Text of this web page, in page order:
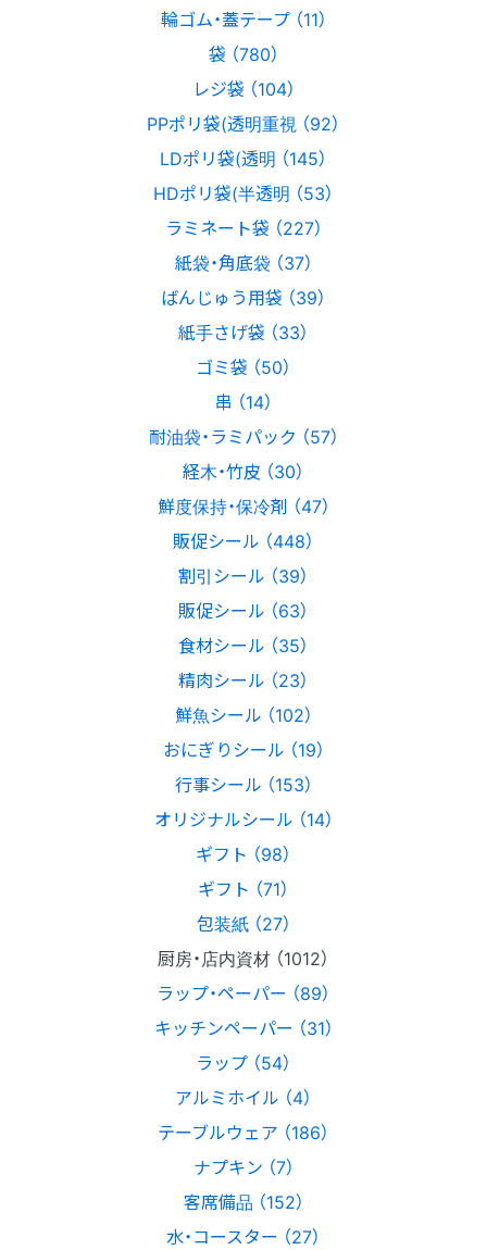
輪ゴム・蓋テープ （11）
袋 （780）
レジ袋 （104）
PPポリ袋(透明重視 （92）
LDポリ袋(透明 （145）
HDポリ袋(半透明 （53）
ラミネート袋 （227）
紙袋・角底袋 （37）
ばんじゅう用袋 （39）
紙手さげ袋 （33）
ゴミ袋 （50）
串 （14）
耐油袋・ラミパック （57）
経木・竹皮 （30）
鮮度保持・保冷剤 （47）
販促シール （448）
割引シール （39）
販促シール （63）
食材シール （35）
精肉シール （23）
鮮魚シール （102）
おにぎりシール （19）
行事シール （153）
オリジナルシール （14）
ギフト （98）
ギフト （71）
包装紙 （27）
厨房・店内資材 （1012）
ラップ・ペーパー （89）
キッチンペーパー （31）
ラップ （54）
アルミホイル （4）
テーブルウェア （186）
ナプキン （7）
客席備品 （152）
水・コースター （27）